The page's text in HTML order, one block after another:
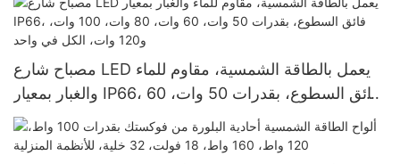
مصباح شارع LED يعمل بالطاقة الشمسية، مقاوم للماء
والغبار بمعيار IP66، فائق السطوع، بقدرات 50 وات، 60
وات، 80 وات، 100 وات، و120 وات، الكل في واحد